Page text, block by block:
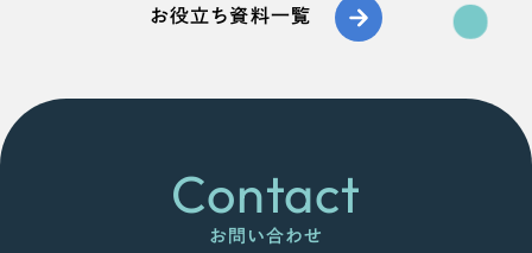
お役立ち資料一覧
Contact
お問い合わせ